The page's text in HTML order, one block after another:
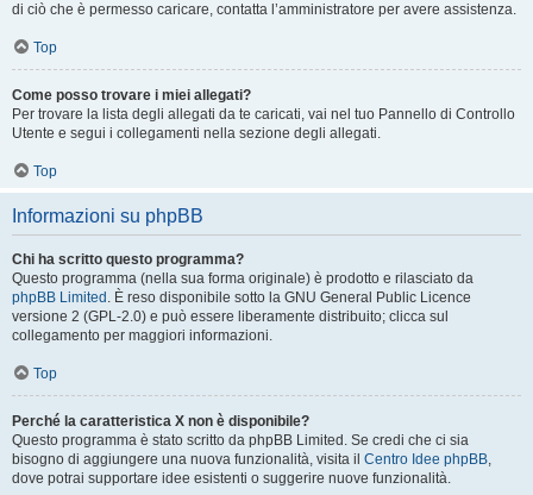
di ciò che è permesso caricare, contatta l’amministratore per avere assistenza.
Top
Come posso trovare i miei allegati?
Per trovare la lista degli allegati da te caricati, vai nel tuo Pannello di Controllo
Utente e segui i collegamenti nella sezione degli allegati.
Top
Informazioni su phpBB
Chi ha scritto questo programma?
Questo programma (nella sua forma originale) è prodotto e rilasciato da
phpBB Limited . È reso disponibile sotto la GNU General Public Licence
versione 2 (GPL-2.0) e può essere liberamente distribuito; clicca sul
collegamento per maggiori informazioni.
Top
Perché la caratteristica X non è disponibile?
Questo programma è stato scritto da phpBB Limited. Se credi che ci sia
bisogno di aggiungere una nuova funzionalità, visita il Centro Idee phpBB,
dove potrai supportare idee esistenti o suggerire nuove funzionalità.